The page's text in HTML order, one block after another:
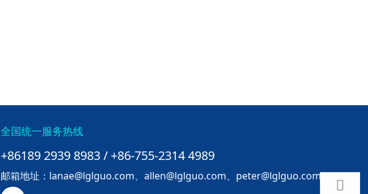
全国统一服务热线
+86189 2939 8983 / +86-755-2314 4989
邮箱地址：lanae@lglguo.com、allen@lglguo.com、peter@lglguo.com